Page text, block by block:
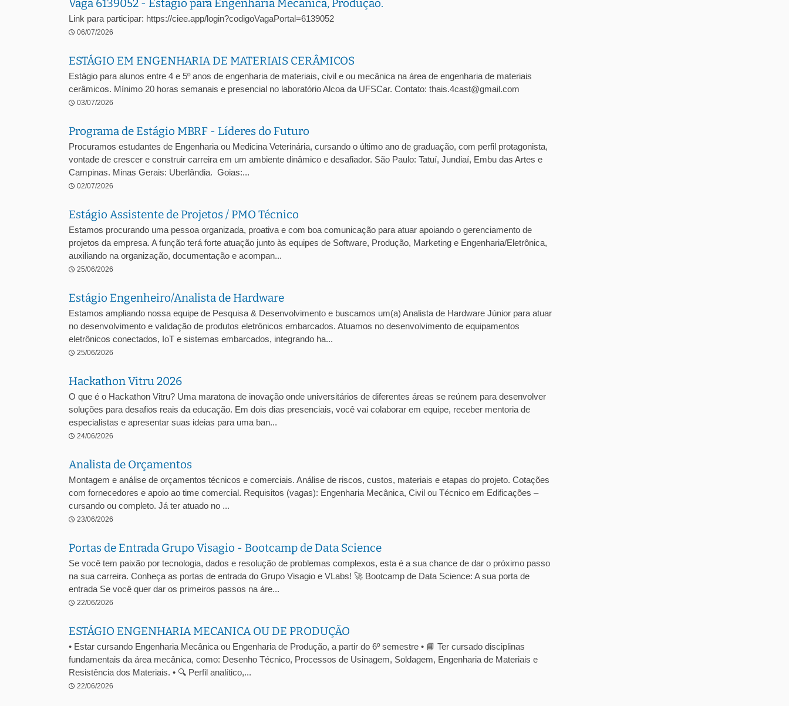
Vaga 6139052 - Estágio para Engenharia Mecânica, Produção.
Link para participar: https://ciee.app/login?codigoVagaPortal=6139052
06/07/2026
ESTÁGIO EM ENGENHARIA DE MATERIAIS CERÂMICOS
Estágio para alunos entre 4 e 5º anos de engenharia de materiais, civil e ou mecânica na área de engenharia de materiais
cerâmicos. Mínimo 20 horas semanais e presencial no laboratório Alcoa da UFSCar. Contato: thais.4cast@gmail.com
03/07/2026
Programa de Estágio MBRF - Líderes do Futuro
Procuramos estudantes de Engenharia ou Medicina Veterinária, cursando o último ano de graduação, com perfil protagonista,
vontade de crescer e construir carreira em um ambiente dinâmico e desafiador. São Paulo: Tatuí, Jundiaí, Embu das Artes e
Campinas. Minas Gerais: Uberlândia. Goias:...
02/07/2026
Estágio Assistente de Projetos / PMO Técnico
Estamos procurando uma pessoa organizada, proativa e com boa comunicação para atuar apoiando o gerenciamento de
projetos da empresa. A função terá forte atuação junto às equipes de Software, Produção, Marketing e Engenharia/Eletrônica,
auxiliando na organização, documentação e acompan...
25/06/2026
Estágio Engenheiro/Analista de Hardware
Estamos ampliando nossa equipe de Pesquisa & Desenvolvimento e buscamos um(a) Analista de Hardware Júnior para atuar
no desenvolvimento e validação de produtos eletrônicos embarcados. Atuamos no desenvolvimento de equipamentos
eletrônicos conectados, IoT e sistemas embarcados, integrando ha...
25/06/2026
Hackathon Vitru 2026
O que é o Hackathon Vitru? Uma maratona de inovação onde universitários de diferentes áreas se reúnem para desenvolver
soluções para desafios reais da educação. Em dois dias presenciais, você vai colaborar em equipe, receber mentoria de
especialistas e apresentar suas ideias para uma ban...
24/06/2026
Analista de Orçamentos
Montagem e análise de orçamentos técnicos e comerciais. Análise de riscos, custos, materiais e etapas do projeto. Cotações
com fornecedores e apoio ao time comercial. Requisitos (vagas): Engenharia Mecânica, Civil ou Técnico em Edificações –
cursando ou completo. Já ter atuado no ...
23/06/2026
Portas de Entrada Grupo Visagio - Bootcamp de Data Science
Se você tem paixão por tecnologia, dados e resolução de problemas complexos, esta é a sua chance de dar o próximo passo
na sua carreira. Conheça as portas de entrada do Grupo Visagio e VLabs! 🚀 Bootcamp de Data Science: A sua porta de
entrada Se você quer dar os primeiros passos na áre...
22/06/2026
ESTÁGIO ENGENHARIA MECANICA OU DE PRODUÇÃO
• Estar cursando Engenharia Mecânica ou Engenharia de Produção, a partir do 6º semestre • 📘 Ter cursado disciplinas
fundamentais da área mecânica, como: Desenho Técnico, Processos de Usinagem, Soldagem, Engenharia de Materiais e
Resistência dos Materiais. • 🔍 Perfil analítico,...
22/06/2026